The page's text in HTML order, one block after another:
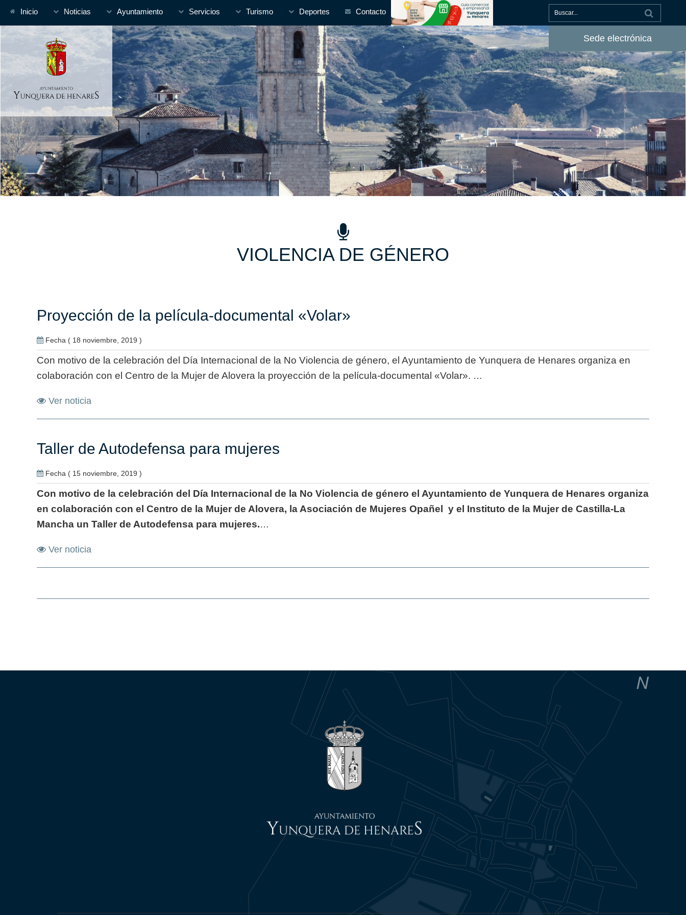
Inicio Noticias Ayuntamiento Servicios Turismo Deportes Contacto
Sede electrónica
VIOLENCIA DE GÉNERO
Proyección de la película-documental «Volar»
Fecha ( 18 noviembre, 2019 )
Con motivo de la celebración del Día Internacional de la No Violencia de género, el Ayuntamiento de Yunquera de Henares organiza en
colaboración con el Centro de la Mujer de Alovera la proyección de la película-documental «Volar». …
Ver noticia
Taller de Autodefensa para mujeres
Fecha ( 15 noviembre, 2019 )
Con motivo de la celebración del Día Internacional de la No Violencia de género el Ayuntamiento de Yunquera de Henares organiza
en colaboración con el Centro de la Mujer de Alovera, la Asociación de Mujeres Opañel y el Instituto de la Mujer de Castilla-La
Mancha un Taller de Autodefensa para mujeres.…
Ver noticia